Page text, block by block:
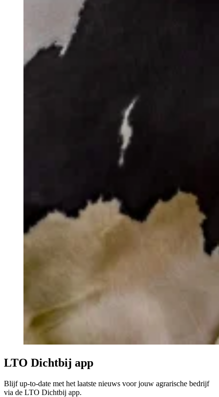
LTO Dichtbij app
Blijf up-to-date met het laatste nieuws voor jouw agrarische bedrijf
via de LTO Dichtbij app.